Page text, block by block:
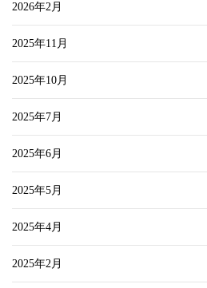
2026年2月
2025年11月
2025年10月
2025年7月
2025年6月
2025年5月
2025年4月
2025年2月